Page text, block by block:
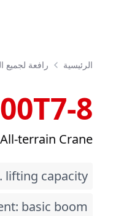
الرئيسية رافعة لجميع
8
terrain Crane
lifting capacity
basic boom